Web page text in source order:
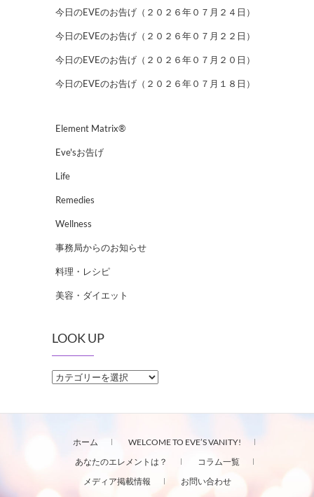
今日のEVEのお告げ（２０２６年０７月２４日）
今日のEVEのお告げ（２０２６年０７月２２日）
今日のEVEのお告げ（２０２６年０７月２０日）
今日のEVEのお告げ（２０２６年０７月１８日）
Element Matrix®
Eve'sお告げ
Life
Remedies
Wellness
事務局からのお知らせ
料理・レシピ
美容・ダイエット
LOOK UP
LOOK
ホーム
WELCOME TO EVE’S VANITY!
あなたのエレメントは？
コラム一覧
メディア掲載情報
お問い合わせ